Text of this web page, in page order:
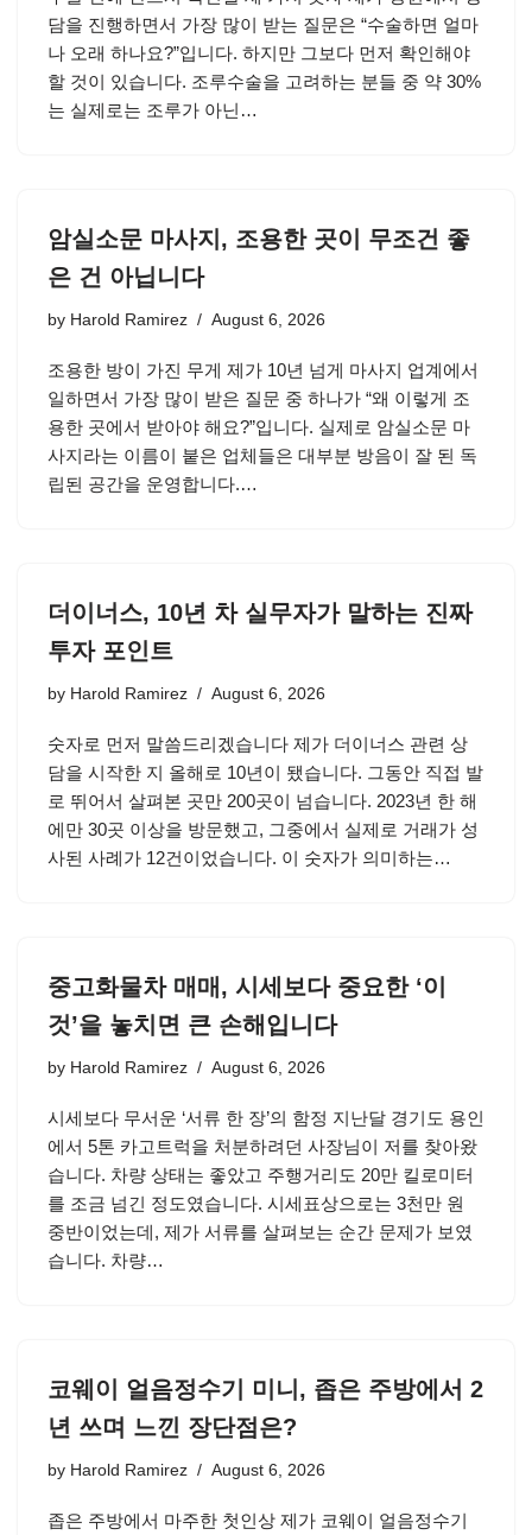
담을 진행하면서 가장 많이 받는 질문은 “수술하면 얼마
나 오래 하나요?”입니다. 하지만 그보다 먼저 확인해야
할 것이 있습니다. 조루수술을 고려하는 분들 중 약 30%
는 실제로는 조루가 아닌…
암실소문 마사지, 조용한 곳이 무조건 좋
은 건 아닙니다
by Harold Ramirez August 6, 2026
조용한 방이 가진 무게 제가 10년 넘게 마사지 업계에서
일하면서 가장 많이 받은 질문 중 하나가 “왜 이렇게 조
용한 곳에서 받아야 해요?”입니다. 실제로 암실소문 마
사지라는 이름이 붙은 업체들은 대부분 방음이 잘 된 독
립된 공간을 운영합니다.…
더이너스, 10년 차 실무자가 말하는 진짜
투자 포인트
by Harold Ramirez August 6, 2026
숫자로 먼저 말씀드리겠습니다 제가 더이너스 관련 상
담을 시작한 지 올해로 10년이 됐습니다. 그동안 직접 발
로 뛰어서 살펴본 곳만 200곳이 넘습니다. 2023년 한 해
에만 30곳 이상을 방문했고, 그중에서 실제로 거래가 성
사된 사례가 12건이었습니다. 이 숫자가 의미하는…
중고화물차 매매, 시세보다 중요한 ‘이
것’을 놓치면 큰 손해입니다
by Harold Ramirez August 6, 2026
시세보다 무서운 ‘서류 한 장’의 함정 지난달 경기도 용인
에서 5톤 카고트럭을 처분하려던 사장님이 저를 찾아왔
습니다. 차량 상태는 좋았고 주행거리도 20만 킬로미터
를 조금 넘긴 정도였습니다. 시세표상으로는 3천만 원
중반이었는데, 제가 서류를 살펴보는 순간 문제가 보였
습니다. 차량…
코웨이 얼음정수기 미니, 좁은 주방에서 2
년 쓰며 느낀 장단점은?
by Harold Ramirez August 6, 2026
좁은 주방에서 마주한 첫인상 제가 코웨이 얼음정수기